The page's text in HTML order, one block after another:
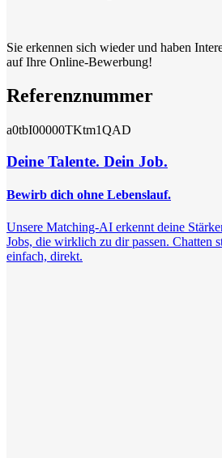
Sie erkennen sich wieder und haben
auf Ihre Online-Bewerbung!
Referenznummer
a0tbI00000TKtm1QAD
Deine Talente. Dein Job.
Bewirb dich ohne Lebenslauf.
Unsere Matching-AI erkennt deine
Jobs, die wirklich zu dir passen. Chatten
einfach, direkt.